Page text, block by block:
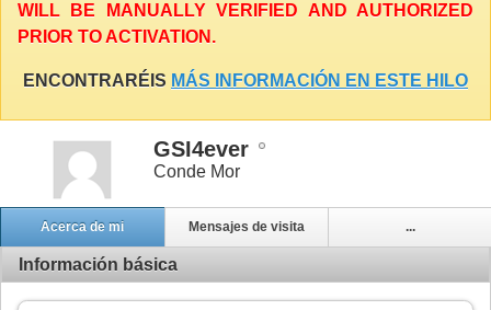
WILL BE MANUALLY VERIFIED AND AUTHORIZED
PRIOR TO ACTIVATION.
ENCONTRARÉIS MÁS INFORMACIÓN EN ESTE HILO
GSI4ever
Conde Mor
Acerca de mi Mensajes de visita ...
Información básica